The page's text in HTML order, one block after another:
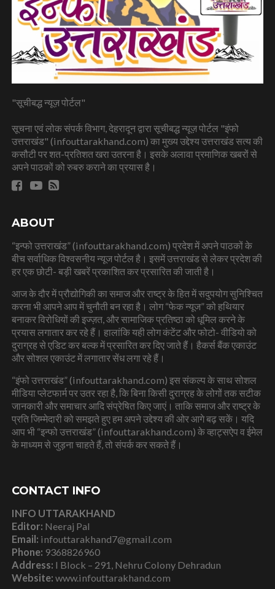
"सूचीबद्ध न्यूज़ पोर्टल"
सूचना एवं लोक संपर्क विभाग, देहरादून द्वारा सूचीबद्ध न्यूज़ पोर्टल "इंफो
उत्तराखंड" (infouttarakhand.com) का मुख्य उद्देश्य उत्तराखंड सत्य की
कसौटी पर शत-प्रतिशत खरा उतरना है। इसके अलावा प्रमाणिक खबरों से
अपने पाठकों को रुबरु कराने का प्रयास है।
ABOUT
“इन्फो उत्तराखंड” (infouttarakhand.com) प्रदेश में अपने पाठकों के
बीच सर्वाधिक विश्वसनीय न्यूज पोर्टल है। इसमें उत्तराखंड से लेकर प्रदेश की
हर एक छोटी- बड़ी खबरें प्रकाशित कर प्रसारित की जाती है।
आज के दौर में प्रौद्योगिकी का समाज और राष्ट्र के हित में सदुपयोग सुनिश्चित
करना भी आपने आप में चुनौती बन रहा है। लोग “फेक न्यूज” को हथियार
बनाकर विरोधियों की इज्ज़त, और सामाजिक प्रतिष्ठा को धूमिल करने के
प्रयास लगातार कर रहे हैं। हालांकि यही लोग कंटेंट और फोटो- वीडियो को
दुराग्रह से एडिट कर बल्क में प्रसारित कर दिए जाते हैं। हैकर्स बैंक एकाउंट
और सोशल एकाउंट में लगातार सेंध लगा रहे हैं।
“इंफो उत्तराखंड” (infouttarakhand.com) इस संकल्प के साथ सोशल
मीडिया प्लेटफार्म पर उतर रहा है, कि बिना किसी दुराग्रह के लोगों तक सटीक
जानकारी और समाचार आदि संप्रेषित किए जाएं। ताकि समाज और राष्ट्र के
प्रति जिम्मेदारी को समझते हुए हम अपने उद्देश्य की ओर आगे बढ़ सकें। यदि
आप भी “इन्फो उत्तराखंड” (infouttarakhand.com) के व्हाट्सऐप व ईमेल
के माध्यम से जुड़ना चाहते हैं, तो संपर्क कर सकते हैं।
CONTACT INFO
INFO UTTARAKHAND
Editor: Neeraj Pal
Email: infouttarakhand7@gmail.com
Phone: 9368826960
Address: I Block – 291, Nehru Colony Dehradun
Website: www.infouttarakhand.com